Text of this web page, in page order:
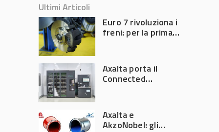
Ultimi Articoli
Euro 7 rivoluziona i
freni: per la prima
generate dalla
frenata
Axalta porta il
Connected
Automechanika
Frankfurt 2026
Axalta e
AkzoNobel: gli